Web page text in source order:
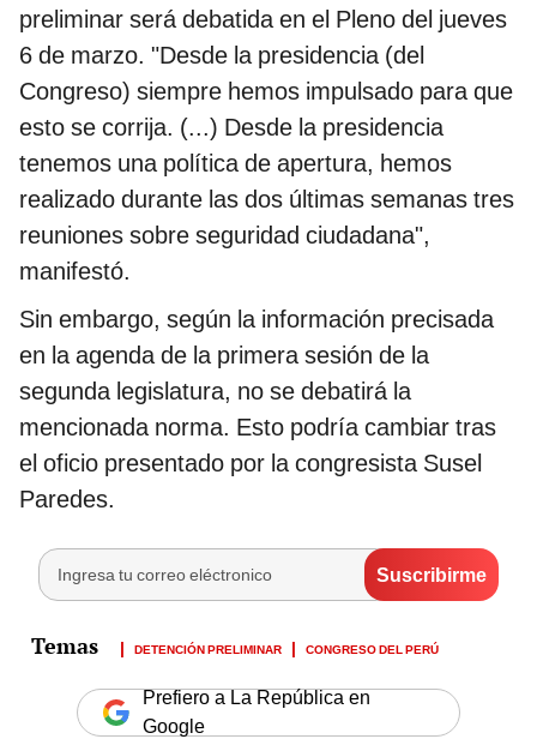
preliminar será debatida en el Pleno del jueves
6 de marzo. "Desde la presidencia (del
Congreso) siempre hemos impulsado para que
esto se corrija. (...) Desde la presidencia
tenemos una política de apertura, hemos
realizado durante las dos últimas semanas tres
reuniones sobre seguridad ciudadana",
manifestó.
Sin embargo, según la información precisada
en la agenda de la primera sesión de la
segunda legislatura, no se debatirá la
mencionada norma. Esto podría cambiar tras
el oficio presentado por la congresista Susel
Paredes.
DETENCIÓN PRELIMINAR CONGRESO DEL PERÚ
Prefiero a La República en
Google